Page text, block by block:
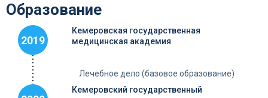
Образование
2019
Кемеровская государственная
медицинская академия
Лечебное дело (базовое образование)
Кемеровский государственный